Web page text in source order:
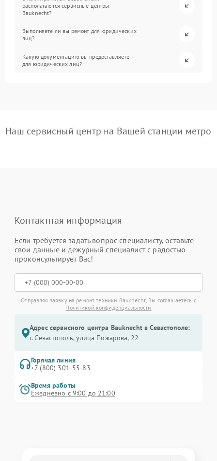
располагаются сервисные центры
Bauknecht?
Выполняете ли вы ремонт для юридических
лиц?
Какую документацию вы предоставляете
для юридических лиц?
Наш сервисный центр на Вашей станции метро
Контактная информация
Если требуется задать вопрос специалисту, оставьте
свои данные и дежурный специалист с радостью
проконсультирует Вас!
Отправляя заявку на ремонт техники Bauknecht, Вы соглашаетесь с
Политикой конфиденциальности
Адрес сервисного центра Bauknecht в Севастополе:
г. Севастополь, улица Пожарова, 22
Горячая линия
+7 (800) 301-55-83
Время работы
Ежедневно с 9:00 до 21:00